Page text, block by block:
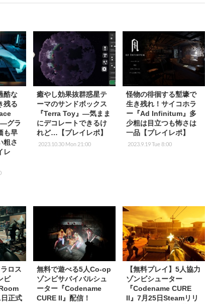
酷な
残る
グラ
も早
粗さ
レ
癒やし効果抜群惑星テ
ーマのサンドボックス
『Terra Toy』―気まま
にデコレートできるけ
れど…【プレイレポ】
2023.10.30 Mon 21:00
怪物の徘徊する塹壕で
生き残れ！サイコホラ
ー『Ad Infinitum』多
少粗は目立つも怖さは
一品【プレイレポ】
2023.9.19 Tue 8:00
ロス
ビ
正式
無料で遊べる5人Co-op
ゾンビサバイバルシュ
ーター『Codename
CURE II』配信！
【無料プレイ】5人協力
ゾンビシューター
『Codename CURE
II』7月25日Steamリリ